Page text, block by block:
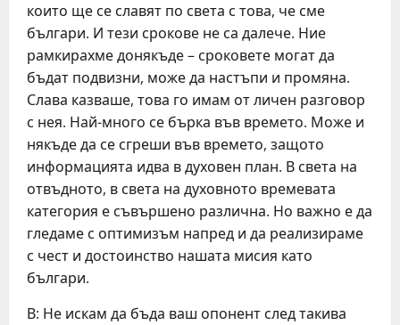
които ще се славят по света с това, че сме
българи. И тези срокове не са далече. Ние
рамкирахме донякъде – сроковете могат да
бъдат подвизни, може да настъпи и промяна.
Слава казваше, това го имам от личен разговор
с нея. Най-много се бърка във времето. Може и
някъде да се сгреши във времето, защото
информацията идва в духовен план. В света на
отвъдното, в света на духовното времевата
категория е съвършено различна. Но важно е да
гледаме с оптимизъм напред и да реализираме
с чест и достоинство нашата мисия като
българи.
В: Не искам да бъда ваш опонент след такива